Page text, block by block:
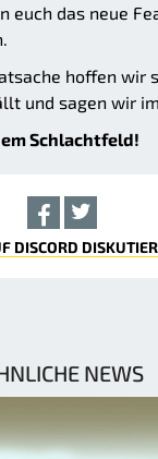
euch das neue
hoffen wir
und sagen wir
Schlachtfeld!
DISCORD
NEWS